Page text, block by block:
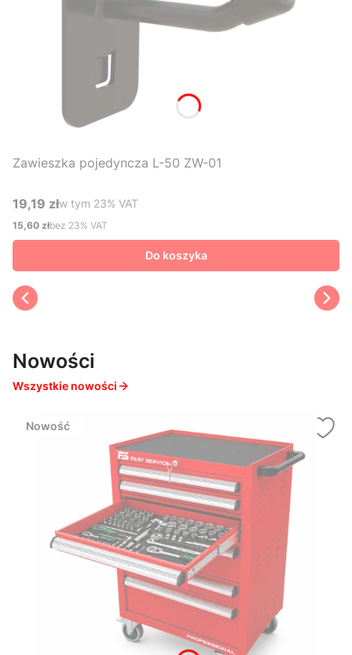
Zawieszka pojedyncza L-50 ZW-01
Cena brutto
19,19 złw tym %s VAT
w tym 23% VAT
Cena netto
15,60 złbez 23% VAT
Do koszyka
Nowości
Wszystkie nowości
Nowość